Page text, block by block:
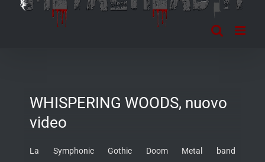
WHISPERING WOODS, nuovo
video
La Symphonic Gothic Doom Metal band